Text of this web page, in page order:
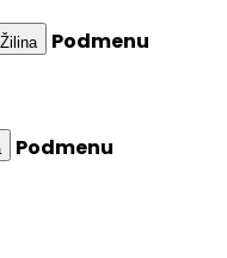
Podmenu
Podmenu